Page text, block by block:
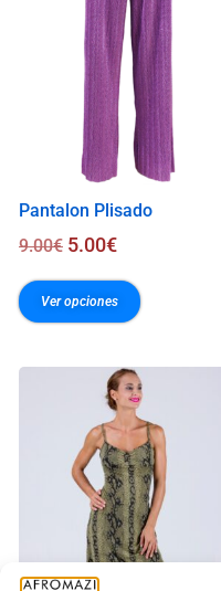
Pantalon Plisado
9.00€ 5.00€
Ver opciones